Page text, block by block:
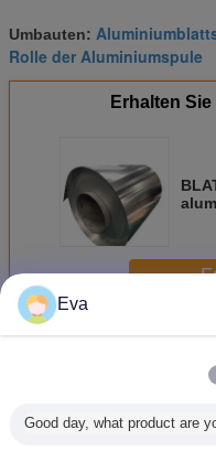
Umbauten:
Rolle der Aluminiumspule
Erhalten
Mehr
Eva
Good day, what product are